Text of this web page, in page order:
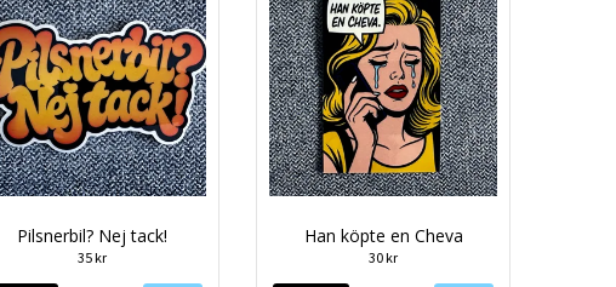
Pilsnerbil? Nej tack!
35 kr
Han köpte en Cheva
30 kr